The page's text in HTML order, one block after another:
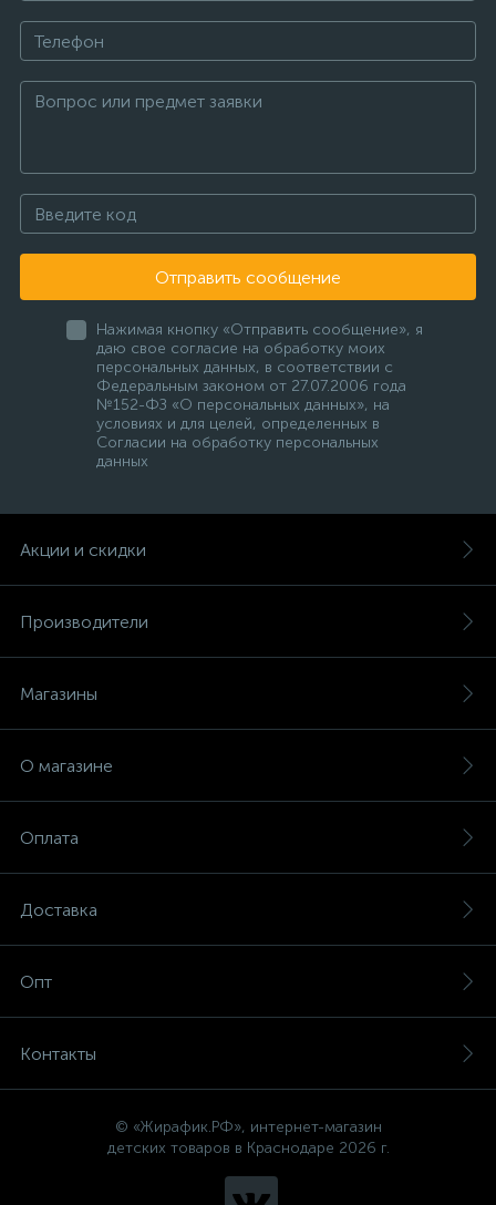
Отправить сообщение
Нажимая кнопку «Отправить сообщение», я
даю свое согласие на обработку моих
персональных данных, в соответствии с
Федеральным законом от 27.07.2006 года
№152-ФЗ «О персональных данных», на
условиях и для целей, определенных в
Согласии на обработку персональных
данных
Акции и скидки
Производители
Магазины
О магазине
Оплата
Доставка
Опт
Контакты
© «Жирафик.РФ», интернет-магазин
детских товаров в Краснодаре 2026 г.